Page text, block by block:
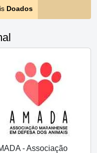
Doados
- Associação